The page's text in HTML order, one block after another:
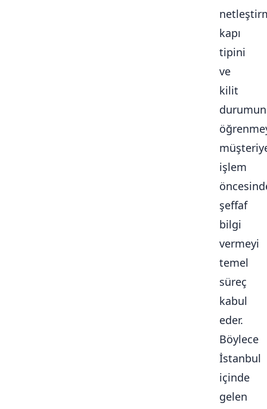
kapı
tipini
ve
kilit
işlem
şeffaf
bilgi
vermeyi
temel
süreç
kabul
eder.
Böylece
İstanbul
içinde
gelen